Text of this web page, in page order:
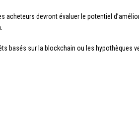
acheteurs devront évaluer le potentiel
basés sur la blockchain ou les hypothèques